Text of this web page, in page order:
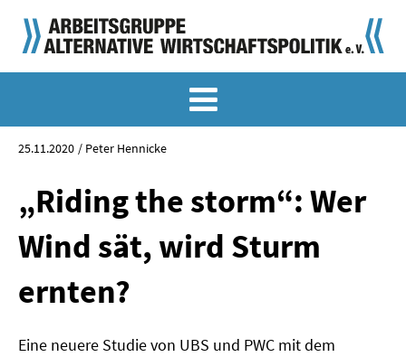
KLASSIKER
SONDERVERÖFFENTLICHUNGEN
LANGFASSUNGEN ZU DEN MEMORANDEN
MATERIALIEN
25.11.2020 Peter Hennicke
„Riding the storm“: Wer
Wind sät, wird Sturm
ernten?
Eine neuere Studie von UBS und PWC mit dem